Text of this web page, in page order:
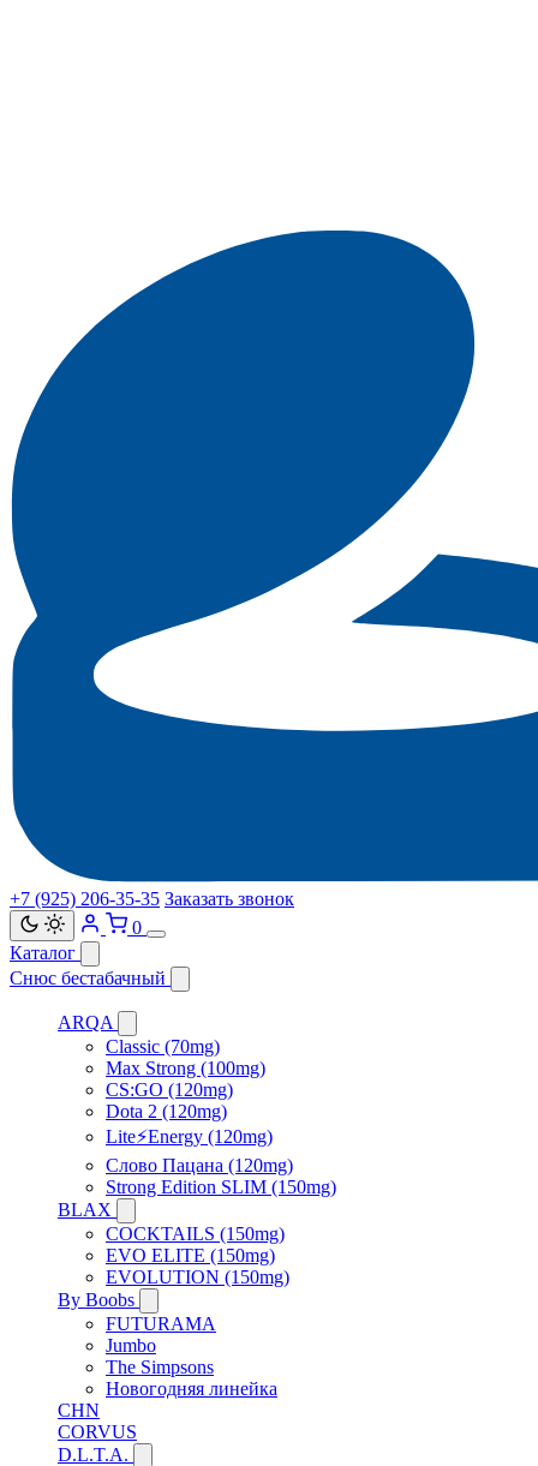
+7 (925) 206‑35‑35 Заказать звонок
0
Каталог
Снюс бестабачный
ARQA
Classic (70mg)
Max Strong (100mg)
CS:GO (120mg)
Dota 2 (120mg)
Lite⚡Energy (120mg)
Слово Пацана (120mg)
Strong Edition SLIM (150mg)
BLAX
COCKTAILS (150mg)
EVO ELITE (150mg)
EVOLUTION (150mg)
By Boobs
FUTURAMA
Jumbo
The Simpsons
Новогодняя линейка
CHN
CORVUS
D.L.T.A.